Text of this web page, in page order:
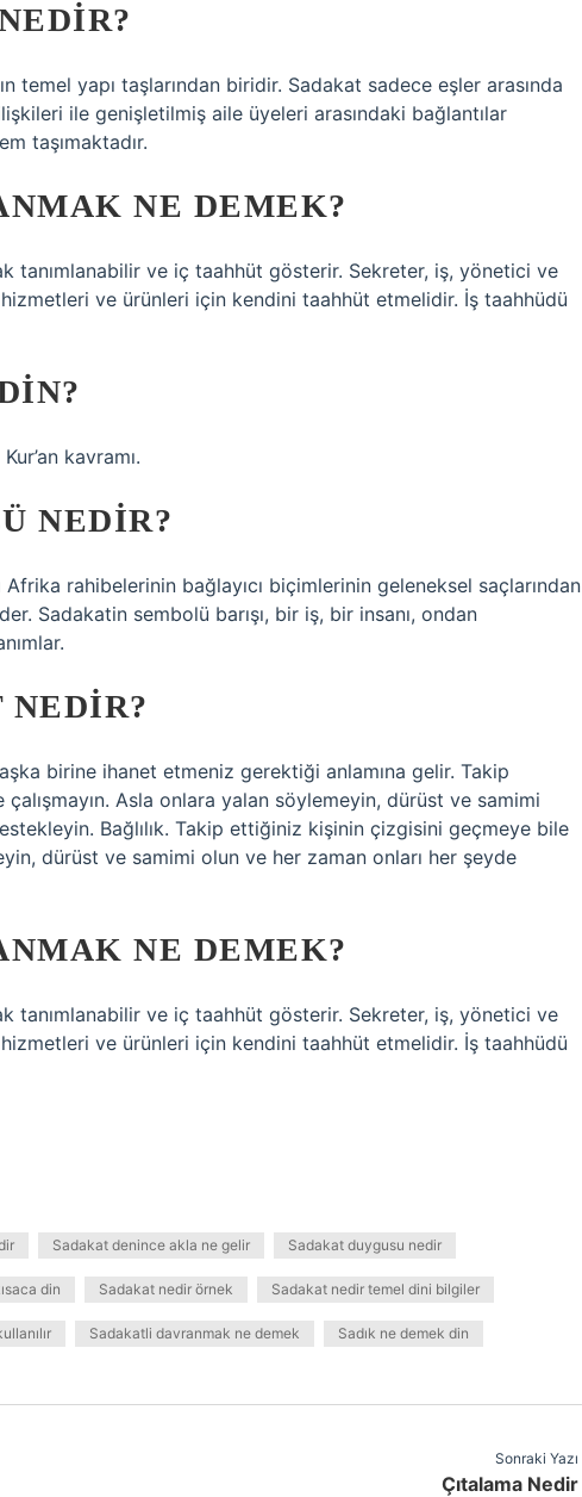
temel yapı taşlarından biridir. Sadakat sadece eşler arasında
ile genişletilmiş aile üyeleri arasındaki bağlantılar
taşımaktadır.
NE DEMEK?
tanımlanabilir ve iç taahhüt gösterir. Sekreter, iş, yönetici ve
ve ürünleri için kendini taahhüt etmelidir. İş taahhüdü
kavramı.
NEDIR?
rahibelerinin bağlayıcı biçimlerinin geleneksel saçlarından
Sadakatin sembolü barışı, bir iş, bir insanı, ondan
NEDIR?
birine ihanet etmeniz gerektiği anlamına gelir. Takip
Asla onlara yalan söylemeyin, dürüst ve samimi
Bağlılık. Takip ettiğiniz kişinin çizgisini geçmeye bile
dürüst ve samimi olun ve her zaman onları her şeyde
NE DEMEK?
tanımlanabilir ve iç taahhüt gösterir. Sekreter, iş, yönetici ve
ve ürünleri için kendini taahhüt etmelidir. İş taahhüdü
Sadakat denince akla ne gelir Sadakat duygusu nedir
din Sadakat nedir örnek Sadakat nedir temel dini bilgiler
Sadakatli davranmak ne demek Sadık ne demek din
Sonraki Yazı
Çıtalama Nedir